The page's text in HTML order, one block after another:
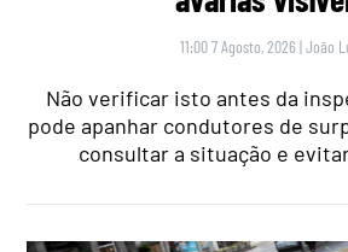
11:00 7 Agosto, 2026 |João
Não verificar isto antes da
pode apanhar condutores de
consultar a situação e